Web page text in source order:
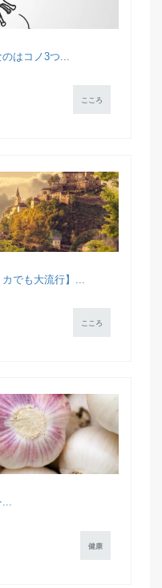
はコノ3つ...
こころ
でも大流行】...
こころ
...
健康